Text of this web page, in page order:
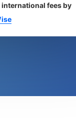
international fees by